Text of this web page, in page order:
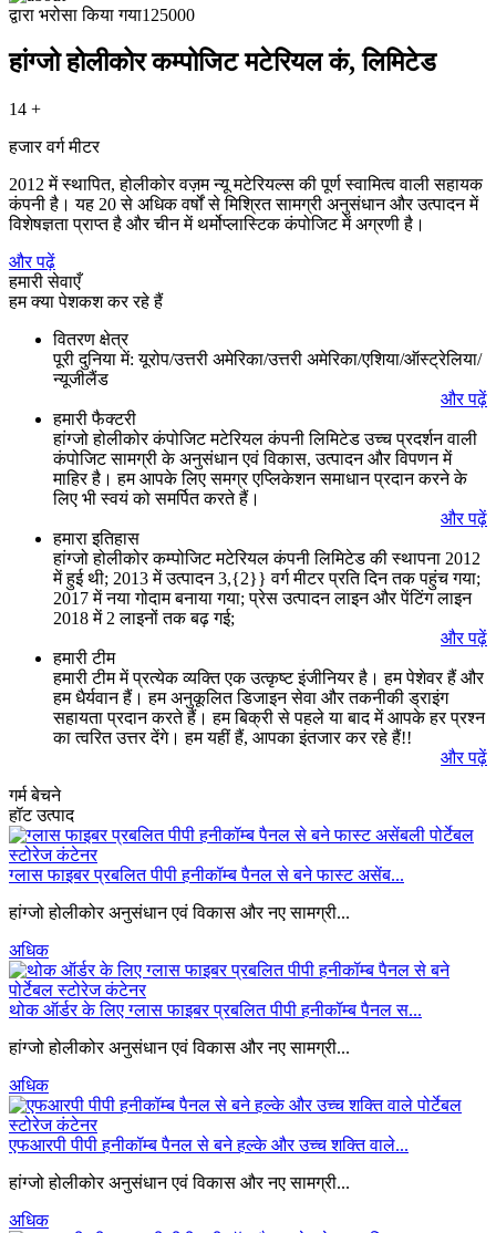
द्वारा भरोसा किया गया125000
हांग्जो होलीकोर कम्पोजिट मटेरियल कं, लिमिटेड
14 +
हजार वर्ग मीटर
2012 में स्थापित, होलीकोर वज़म न्यू मटेरियल्स की पूर्ण स्वामित्व वाली सहायक
कंपनी है। यह 20 से अधिक वर्षों से मिश्रित सामग्री अनुसंधान और उत्पादन में
विशेषज्ञता प्राप्त है और चीन में थर्मोप्लास्टिक कंपोजिट में अग्रणी है।
और पढ़ें
हमारी सेवाएँ
हम क्या पेशकश कर रहे हैं
वितरण क्षेत्र
पूरी दुनिया में: यूरोप/उत्तरी अमेरिका/उत्तरी अमेरिका/एशिया/ऑस्ट्रेलिया/
न्यूजीलैंड
और पढ़ें
हमारी फैक्टरी
हांग्जो होलीकोर कंपोजिट मटेरियल कंपनी लिमिटेड उच्च प्रदर्शन वाली
कंपोजिट सामग्री के अनुसंधान एवं विकास, उत्पादन और विपणन में
माहिर है। हम आपके लिए समग्र एप्लिकेशन समाधान प्रदान करने के
लिए भी स्वयं को समर्पित करते हैं।
और पढ़ें
हमारा इतिहास
हांग्जो होलीकोर कम्पोजिट मटेरियल कंपनी लिमिटेड की स्थापना 2012
में हुई थी; 2013 में उत्पादन 3,{2}} वर्ग मीटर प्रति दिन तक पहुंच गया;
2017 में नया गोदाम बनाया गया; प्रेस उत्पादन लाइन और पेंटिंग लाइन
2018 में 2 लाइनों तक बढ़ गई;
और पढ़ें
हमारी टीम
हमारी टीम में प्रत्येक व्यक्ति एक उत्कृष्ट इंजीनियर है। हम पेशेवर हैं और
हम धैर्यवान हैं। हम अनुकूलित डिजाइन सेवा और तकनीकी ड्राइंग
सहायता प्रदान करते हैं। हम बिक्री से पहले या बाद में आपके हर प्रश्न
का त्वरित उत्तर देंगे। हम यहीं हैं, आपका इंतजार कर रहे हैं!!
और पढ़ें
गर्म बेचने
हॉट उत्पाद
ग्लास फाइबर प्रबलित पीपी हनीकॉम्ब पैनल से बने फास्ट असेंब...
हांग्जो होलीकोर अनुसंधान एवं विकास और नए सामग्री...
अधिक
थोक ऑर्डर के लिए ग्लास फाइबर प्रबलित पीपी हनीकॉम्ब पैनल स...
हांग्जो होलीकोर अनुसंधान एवं विकास और नए सामग्री...
अधिक
एफआरपी पीपी हनीकॉम्ब पैनल से बने हल्के और उच्च शक्ति वाले...
हांग्जो होलीकोर अनुसंधान एवं विकास और नए सामग्री...
अधिक